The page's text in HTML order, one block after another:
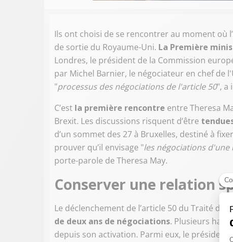
Ils ont choisi de se rencontrer au moment où
de sortie du Royaume-Uni. La Première
Londres, le président de la Commission
par Michel Barnier, le négociateur en chef
"processus des négociations de l'article 50", a
C’est la première rencontre entre Theresa
Brexit. Les discussions risquent d’être
d’un sommet des 27 à Bruxelles, destiné à
prouver qu’il envisage "les négociations
porte-parole de Theresa May.
Conserver une relation
Le déclenchement de l’article 50 du Traité de
de deux ans de négociations. Plusieurs
depuis son activation. Parmi eux, le